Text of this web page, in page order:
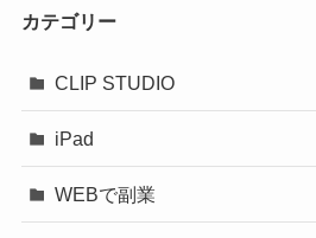
カテゴリー
CLIP STUDIO
iPad
WEBで副業